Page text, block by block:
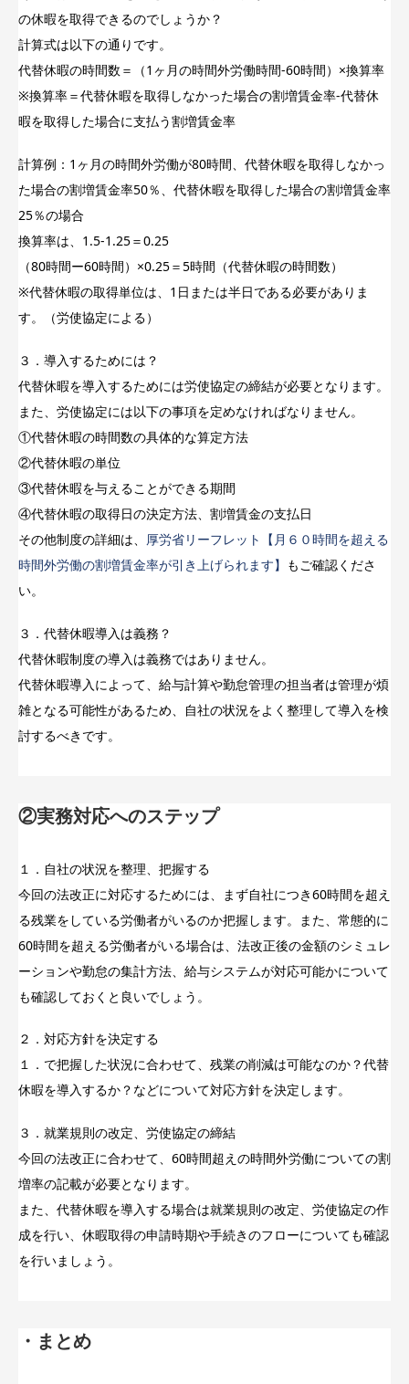
の休暇を取得できるのでしょうか？
計算式は以下の通りです。
代替休暇の時間数＝（1ヶ月の時間外労働時間-60時間）×換算率
※換算率＝代替休暇を取得しなかった場合の割増賃金率-代替休
暇を取得した場合に支払う割増賃金率
計算例：1ヶ月の時間外労働が80時間、代替休暇を取得しなかっ
た場合の割増賃金率50％、代替休暇を取得した場合の割増賃金率
25％の場合
換算率は、1.5-1.25＝0.25
（80時間ー60時間）×0.25＝5時間（代替休暇の時間数）
※代替休暇の取得単位は、1日または半日である必要がありま
す。（労使協定による）
３．導入するためには？
代替休暇を導入するためには労使協定の締結が必要となります。
また、労使協定には以下の事項を定めなければなりません。
①代替休暇の時間数の具体的な算定方法
②代替休暇の単位
③代替休暇を与えることができる期間
④代替休暇の取得日の決定方法、割増賃金の支払日
その他制度の詳細は、
厚労省リーフレット【月６０時間を超える
時間外労働の割増賃金率が引き上げられます】 もご確認くださ
い。
３．代替休暇導入は義務？
代替休暇制度の導入は義務ではありません。
代替休暇導入によって、給与計算や勤怠管理の担当者は管理が煩
雑となる可能性があるため、自社の状況をよく整理して導入を検
討するべきです。
②実務対応へのステップ
１．自社の状況を整理、把握する
今回の法改正に対応するためには、まず自社につき60時間を超え
る残業をしている労働者がいるのか把握します。また、常態的に
60時間を超える労働者がいる場合は、法改正後の金額のシミュレ
ーションや勤怠の集計方法、給与システムが対応可能かについて
も確認しておくと良いでしょう。
２．対応方針を決定する
１．で把握した状況に合わせて、残業の削減は可能なのか？代替
休暇を導入するか？などについて対応方針を決定します。
３．就業規則の改定、労使協定の締結
今回の法改正に合わせて、60時間超えの時間外労働についての割
増率の記載が必要となります。
また、代替休暇を導入する場合は就業規則の改定、労使協定の作
成を行い、休暇取得の申請時期や手続きのフローについても確認
を行いましょう。
・まとめ